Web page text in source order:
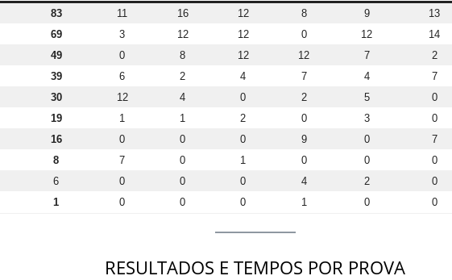
83 11 16 12 8 9 13
69 3 12 12 0 12 14
49 0 8 12 12 7 2
39 6 2 4 7 4 7
30 12 4 0 2 5 0
19 1 1 2 0 3 0
16 0 0 0 9 0 7
8 7 0 1 0 0 0
6 0 0 0 4 2 0
1 0 0 0 1 0 0
RESULTADOS E TEMPOS POR PROVA